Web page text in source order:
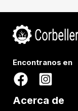
Encontranos en
Acerca de